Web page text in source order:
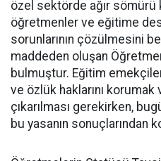
özel sektörde ağır sömürü
öğretmenler ve eğitime
sorunlarının çözülmesini
maddeden oluşan
bulmuştur. Eğitim
ve özlük haklarını
çıkarılması gerekirken,
bu yasanın sonuçlarından